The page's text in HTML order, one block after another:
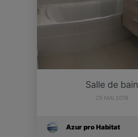
Salle de bain
29 MAI 2018
Azur pro Habitat